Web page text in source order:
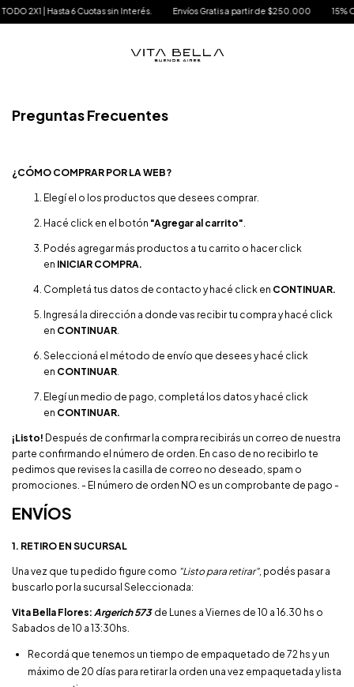
2X1 | Hasta 6 Cuotas sin Interés. Envíos Gratis a partir de $250.000 15%
Preguntas Frecuentes
¿CÓMO COMPRAR POR LA WEB?
Elegí el o los productos que desees comprar.
Hacé click en el botón "Agregar al carrito".
Podés agregar más productos a tu carrito o hacer click
en INICIAR COMPRA.
Completá tus datos de contacto y hacé click en CONTINUAR.
Ingresá la dirección a donde vas recibir tu compra y hacé click
en CONTINUAR.
Seleccioná el método de envío que desees y hacé click
en CONTINUAR.
Elegí un medio de pago, completá los datos y hacé click
en CONTINUAR.
¡​Listo! Después de confirmar la compra recibirás un correo de nuestra
parte confirmando el número de orden. En caso de no recibirlo te
pedimos que revises la casilla de correo no deseado, spam o
promociones. - El número de orden NO es un comprobante de pago -
ENVÍOS
1. RETIRO EN SUCURSAL
Una vez que tu pedido figure como "Listo para retirar", podés pasar a
buscarlo por la sucursal Seleccionada:
Vita Bella Flores: Argerich 573 de Lunes a Viernes de 10 a 16.30 hs o
Sabados de 10 a 13:30hs.
Recordá que tenemos un tiempo de empaquetado de 72 hs y un
máximo de 20 días para retirar la orden una vez empaquetada y lista